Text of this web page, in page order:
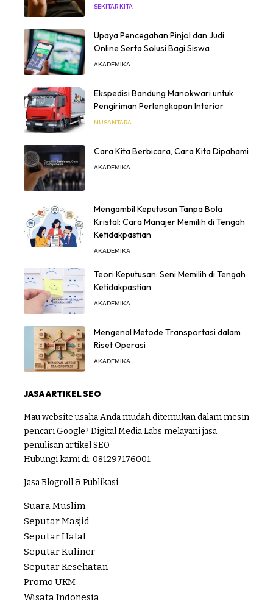
SEKITAR KITA
Upaya Pencegahan Pinjol dan Judi
Online Serta Solusi Bagi Siswa
AKADEMIKA
Ekspedisi Bandung Manokwari untuk
Pengiriman Perlengkapan Interior
NUSANTARA
Cara Kita Berbicara, Cara Kita Dipahami
AKADEMIKA
Mengambil Keputusan Tanpa Bola
Kristal: Cara Manajer Memilih di Tengah
Ketidakpastian
AKADEMIKA
Teori Keputusan: Seni Memilih di Tengah
Ketidakpastian
AKADEMIKA
Mengenal Metode Transportasi dalam
Riset Operasi
AKADEMIKA
JASA ARTIKEL SEO
Mau website usaha Anda mudah ditemukan dalam mesin
pencari Google? Digital Media Labs melayani jasa
penulisan artikel SEO.
Hubungi kami di: 081297176001
Jasa Blogroll & Publikasi
Suara Muslim
Seputar Masjid
Seputar Halal
Seputar Kuliner
Seputar Kesehatan
Promo UKM
Wisata Indonesia